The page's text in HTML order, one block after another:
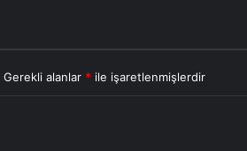
Gerekli alanlar * ile işaretlenmişlerdir